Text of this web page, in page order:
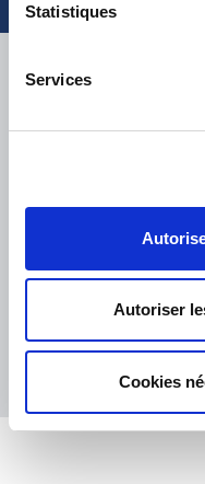
Statistiques
Services
Autoriser
Cookies